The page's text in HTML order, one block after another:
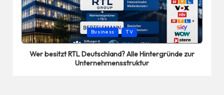
Posted
in
Business TV
Wer besitzt RTL Deutschland? Alle Hintergründe zur
Unternehmensstruktur